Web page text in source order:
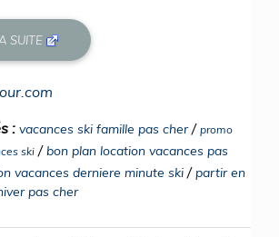
SUITE
: vacances ski famille pas cher/ promo
ski /bon plan location vacances pas
vacances derniere minute ski /partir en
pas cher